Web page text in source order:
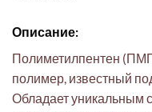
Описание:
Полиметилпентен
полимер, известный
Обладает уникальным